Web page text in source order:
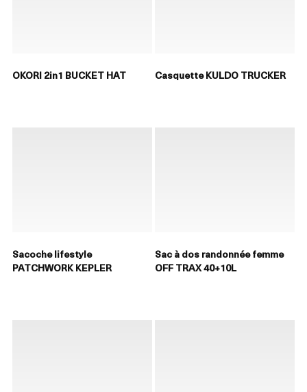
OKORI 2in1 BUCKET HAT Casquette KULDO TRUCKER
Sacoche lifestyle
PATCHWORK KEPLER
Sac à dos randonnée femme
OFF TRAX 40+10L